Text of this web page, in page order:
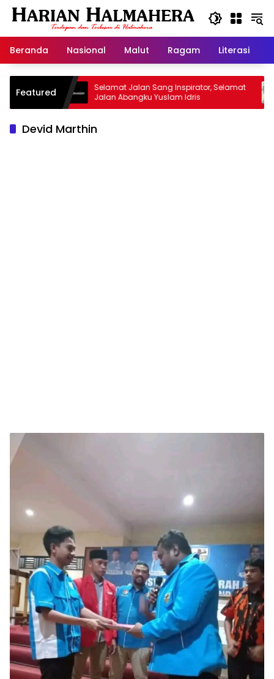
Langsung
Beranda
Nasional Malut Ragam Literasi
Featured
Selamat Jalan Sang Inspirator, Selamat
Jalan Abangku Yuslam Idris
Devid Marthin